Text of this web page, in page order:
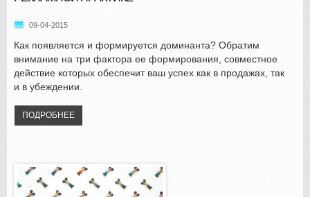
09-04-2015
Как появляется и формируется доминанта? Обратим
внимание на три фактора ее формирования, совместное
действие которых обеспечит ваш успех как в продажах, так
и в убеждении.
ПОДРОБНЕЕ